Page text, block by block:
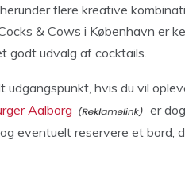
flere kreative
& Cows i København er
godt udvalg af cocktails.
udgangspunkt, hvis du vil
Aalborg
er
eventuelt reservere et